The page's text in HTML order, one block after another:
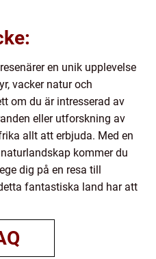
en unik upplevelse
vacker natur och
om du är intresserad av
eller utforskning av
allt att erbjuda. Med en
kommer du
dig på en resa till
fantastiska land har att